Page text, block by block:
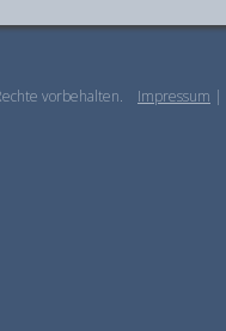
vorbehalten. Impressum |